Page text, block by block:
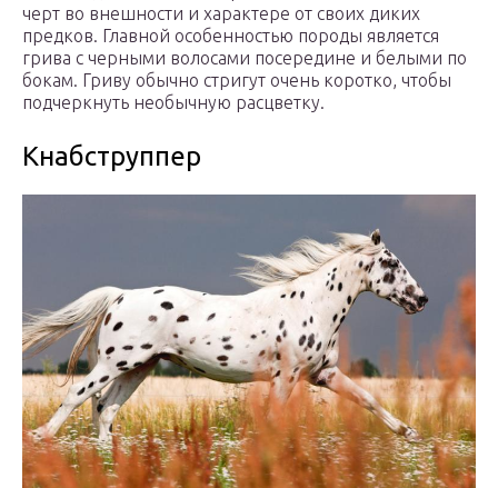
черт во внешности и характере от своих диких
предков. Главной особенностью породы является
грива с черными волосами посередине и белыми по
бокам. Гриву обычно стригут очень коротко, чтобы
подчеркнуть необычную расцветку.
Кнабструппер